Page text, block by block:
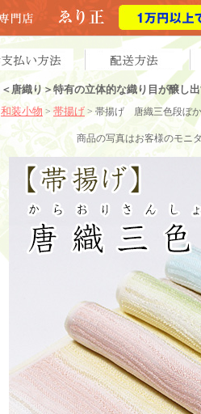
＜唐織り＞特有の立体的な織り目が醸し
和装小物 > 帯揚げ > 帯揚げ 唐織三色段ぼ
商品の写真はお客様のモニ